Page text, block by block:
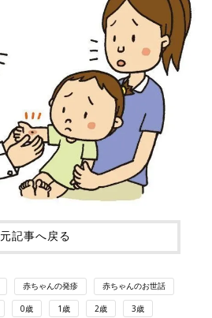
元記事へ戻る
赤ちゃんの発疹 赤ちゃんのお世話
0歳 1歳 2歳 3歳